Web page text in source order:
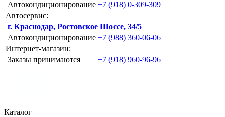
Автокондиционирование +7 (918) 0-309-309
Автосервис:
г. Краснодар, Ростовское Шоссе, 34/5
Автокондиционирование +7 (988) 360-06-06
Интернет-магазин:
Заказы принимаются
+7 (918) 960-96-96
Каталог